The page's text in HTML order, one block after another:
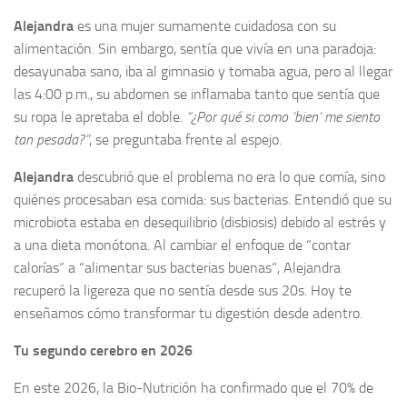
Alejandra es una mujer sumamente cuidadosa con su
alimentación. Sin embargo, sentía que vivía en una paradoja:
desayunaba sano, iba al gimnasio y tomaba agua, pero al llegar
las 4:00 p.m., su abdomen se inflamaba tanto que sentía que
su ropa le apretaba el doble. “¿Por qué si como ‘bien’ me siento
tan pesada?”, se preguntaba frente al espejo.
Alejandra descubrió que el problema no era lo que comía, sino
quiénes procesaban esa comida: sus bacterias. Entendió que su
microbiota estaba en desequilibrio (disbiosis) debido al estrés y
a una dieta monótona. Al cambiar el enfoque de “contar
calorías” a “alimentar sus bacterias buenas”, Alejandra
recuperó la ligereza que no sentía desde sus 20s. Hoy te
enseñamos cómo transformar tu digestión desde adentro.
Tu segundo cerebro en 2026
En este 2026, la Bio-Nutrición ha confirmado que el 70% de